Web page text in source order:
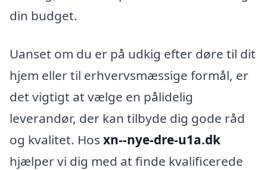
din budget.
Uanset om du er på udkig efter døre til dit
hjem eller til erhvervsmæssige formål, er
det vigtigt at vælge en pålidelig
leverandør, der kan tilbyde dig gode råd
og kvalitet. Hos xn--nye-dre-u1a.dk
hjælper vi dig med at finde kvalificerede